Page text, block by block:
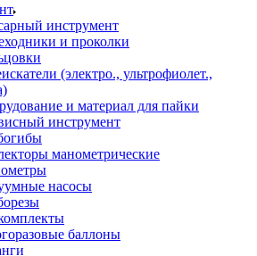
инструмент
и проколки
(электро., ультрофиолет.,
и материал для пайки
инструмент
манометрические
насосы
баллоны